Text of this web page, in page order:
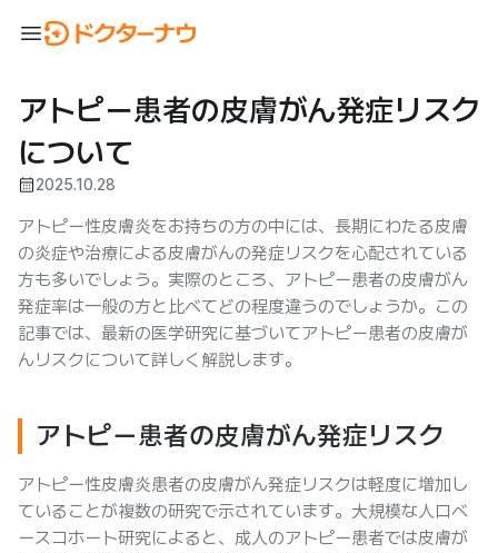
menu
アトピー患者の皮膚がん発症リスク
について
calendar_month2025.10.28
アトピー性皮膚炎をお持ちの方の中には、長期にわたる皮膚
の炎症や治療による皮膚がんの発症リスクを心配されている
方も多いでしょう。実際のところ、アトピー患者の皮膚がん
発症率は一般の方と比べてどの程度違うのでしょうか。この
記事では、最新の医学研究に基づいてアトピー患者の皮膚が
んリスクについて詳しく解説します。
アトピー患者の皮膚がん発症リスク
アトピー性皮膚炎患者の皮膚がん発症リスクは軽度に増加し
ていることが複数の研究で示されています。大規模な人口ベ
ースコホート研究によると、成人のアトピー患者では皮膚が